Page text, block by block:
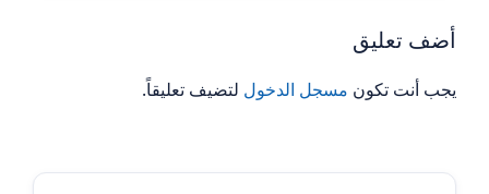
أضف تعليق
يجب أنت تكون مسجل الدخول لتضيف تعليقاً.